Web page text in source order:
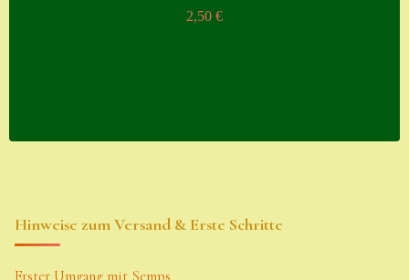
2,50 €
Hinweise zum Versand & Erste Schritte